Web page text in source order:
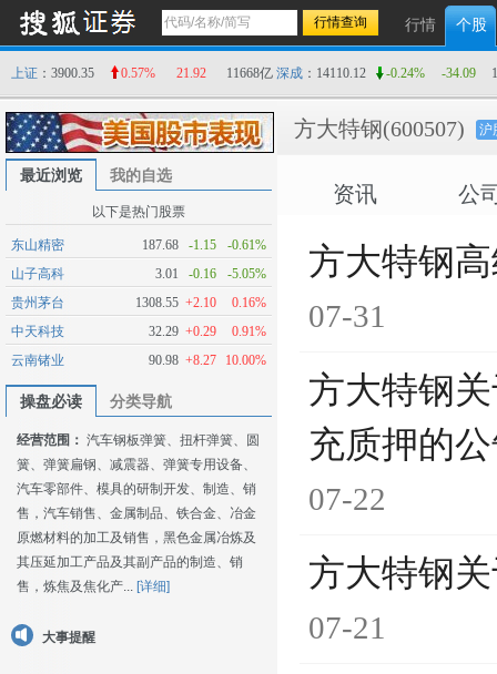
行情 个股
上证 ：3900.35 0.57% 21.92 11668亿 深成 ：14110.12 -0.24% -34.09
最近浏览 我的自选
以下是热门股票
东山精密 187.68 -1.15
-0.61%
山子高科
3.01 -0.16
-5.05%
贵州茅台
1308.55 +2.10
0.16%
中天科技
32.29 +0.29
0.91%
云南锗业
90.98 +8.27 10.00%
操盘必读 分类导航
经营范围： 汽车钢板弹簧、扭杆弹簧、圆
簧、弹簧扁钢、减震器、弹簧专用设备、
汽车零部件、模具的研制开发、制造、销
售，汽车销售、金属制品、铁合金、冶金
原燃材料的加工及销售，黑色金属冶炼及
其压延加工产品及其副产品的制造、销
售，炼焦及焦化产... [详细]
大事提醒
方大特钢(600507) 沪
资讯 公
方大特钢
07-31
方大特钢
充质押的
07-22
方大特钢
07-21